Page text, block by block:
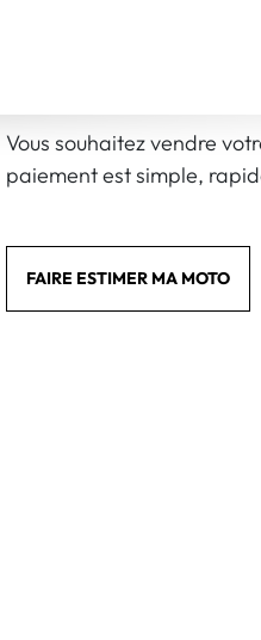
Vous souhaitez vendre
paiement est simple,
FAIRE ESTIMER MA MOTO